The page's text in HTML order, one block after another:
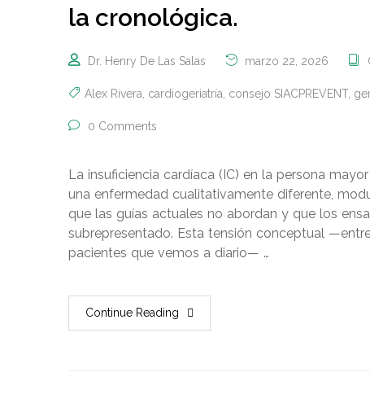
la cronológica.
Dr. Henry De Las Salas marzo 22, 2026
Alex Rivera cardiogeriatría consejo SIACPREVENT,
0 Comments
La insuficiencia cardíaca (IC) en la persona
una enfermedad cualitativamente diferente,
que las guías actuales no abordan y que los
subrepresentado. Esta tensión conceptual
pacientes que vemos a diario— …
Continue Reading